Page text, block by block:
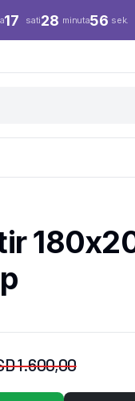
17 sati28 minuta56 sek.
1.600,00